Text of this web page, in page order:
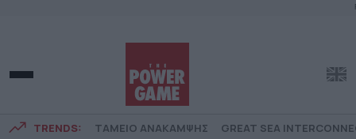
TRENDS: ΤΑΜΕΙΟ ΑΝΑΚΑΜΨΗΣ GREAT SEA